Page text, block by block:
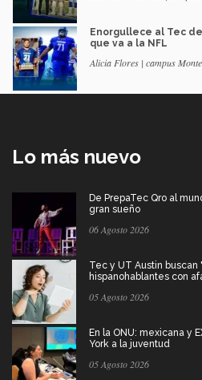
Enorgullece al Tec
que va a la NFL
Alicia Flores | campus
Lo más nuevo
De PrepaTec Qro al
gran sueño
06 Agosto 2026
Tec y UT Austin buscan
hispanohablantes con
05 Agosto 2026
En la ONU: mexicana y
York a la juventud
05 Agosto 2026